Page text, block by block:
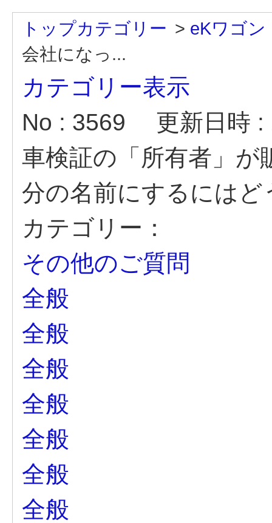
トップカテゴリー > eKワゴン
会社になっ...
カテゴリー表示
No : 3569
更新日時
車検証の「所有者」が
分の名前にするには
カテゴリー：
その他のご質問
全般
全般
全般
全般
全般
全般
全般